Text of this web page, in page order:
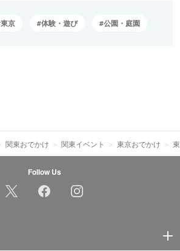
東京 体験・遊び 公園・庭園
関東おでかけ 関東イベント 東京おでかけ
Follow Us